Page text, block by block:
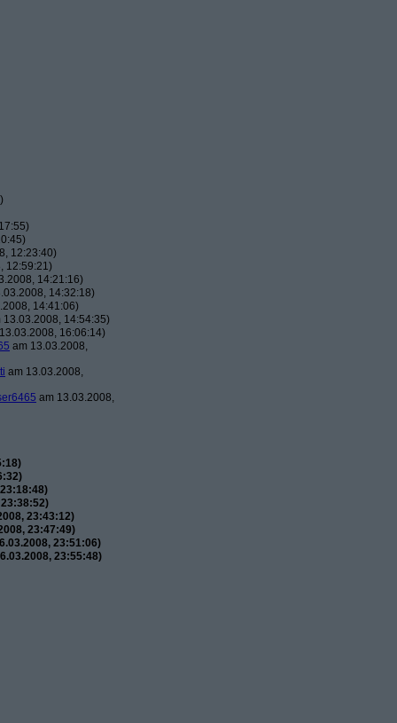
12:23:40)
12:59:21)
14:21:16)
14:32:18)
14:41:06)
14:54:35)
16:06:14)
am 13.03.2008,
am 13.03.2008,
am 13.03.2008,
23:43:12)
23:47:49)
23:51:06)
23:55:48)